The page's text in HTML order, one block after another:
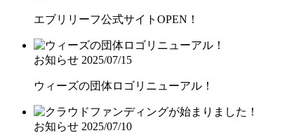
エブリリーフ公式サイトOPEN！
お知らせ 2025/07/15
ウィーズの団体ロゴリニューアル！
お知らせ 2025/07/10